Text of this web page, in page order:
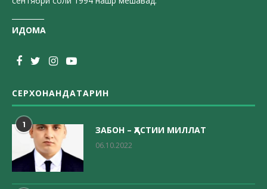
ИДОМА
СЕРХОНАНДАТАРИН
1 ЗАБОН – ҲАСТИИ МИЛЛАТ
06.10.2022